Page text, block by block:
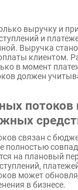
выручку и
и
Выручка
клиентом.
в момент
должен
связан с
полностью
на плановый
может
в бизнесе.